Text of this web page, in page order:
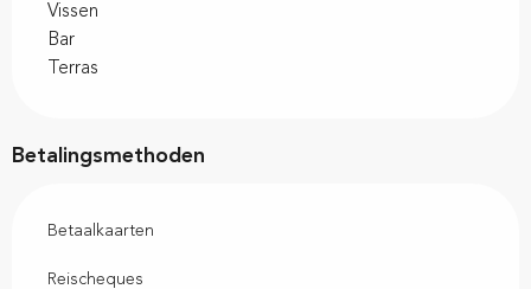
Vissen
Bar
Terras
Betalingsmethoden
Betaalkaarten
Reischeques